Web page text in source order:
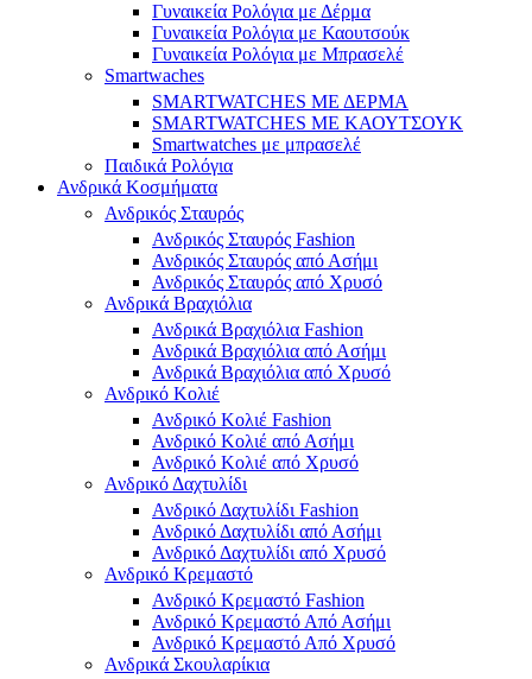
Γυναικεία Ρολόγια με Δέρμα
Γυναικεία Ρολόγια με Καουτσούκ
Γυναικεία Ρολόγια με Μπρασελέ
Smartwaches
SMARTWATCHES ΜΕ ΔΕΡΜΑ
SMARTWATCHES ΜΕ ΚΑΟΥΤΣΟΥΚ
Smartwatches με μπρασελέ
Παιδικά Ρολόγια
Ανδρικά Κοσμήματα
Ανδρικός Σταυρός
Ανδρικός Σταυρός Fashion
Ανδρικός Σταυρός από Ασήμι
Ανδρικός Σταυρός από Χρυσό
Ανδρικά Βραχιόλια
Ανδρικά Βραχιόλια Fashion
Ανδρικά Βραχιόλια από Ασήμι
Ανδρικά Βραχιόλια από Χρυσό
Ανδρικό Κολιέ
Ανδρικό Κολιέ Fashion
Ανδρικό Κολιέ από Ασήμι
Ανδρικό Κολιέ από Χρυσό
Ανδρικό Δαχτυλίδι
Ανδρικό Δαχτυλίδι Fashion
Ανδρικό Δαχτυλίδι από Ασήμι
Ανδρικό Δαχτυλίδι από Χρυσό
Ανδρικό Κρεμαστό
Ανδρικό Κρεμαστό Fashion
Ανδρικό Κρεμαστό Από Ασήμι
Ανδρικό Κρεμαστό Από Χρυσό
Ανδρικά Σκουλαρίκια